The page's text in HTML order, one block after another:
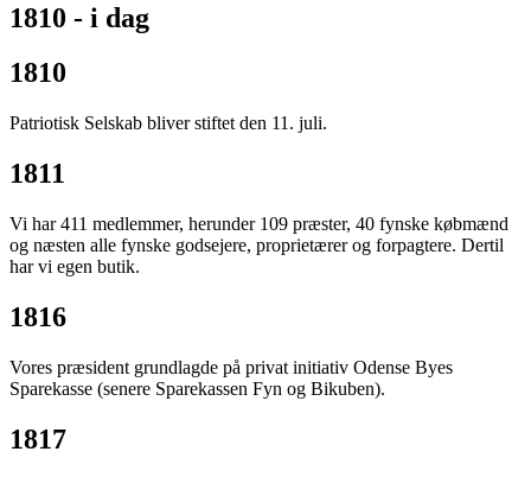
1810 - i dag
1810
Patriotisk Selskab bliver stiftet den 11. juli.
1811
Vi har 411 medlemmer, herunder 109 præster, 40 fynske købmænd
og næsten alle fynske godsejere, proprietærer og forpagtere. Dertil
har vi egen butik.
1816
Vores præsident grundlagde på privat initiativ Odense Byes
Sparekasse (senere Sparekassen Fyn og Bikuben).
1817